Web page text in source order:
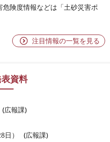
険度情報などは「土砂災害ポ
注目情報の一覧を見る
資料
広報課
）
広報課